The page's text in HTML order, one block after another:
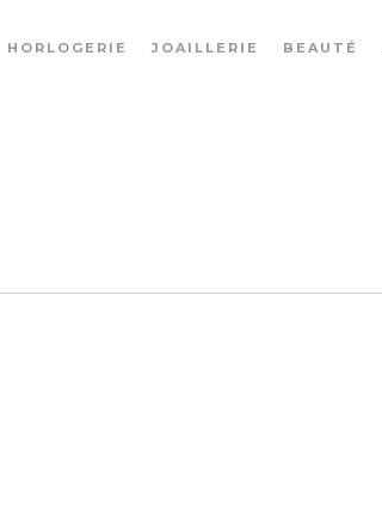
HORLOGERIE JOAILLERIE BEAUTÉ